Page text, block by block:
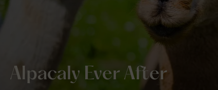
Alpacaly Ever After